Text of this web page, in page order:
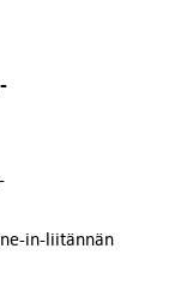
in-liitännän